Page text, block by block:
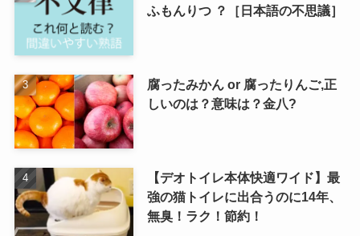
ふもんりつ ？［日本語の不思議］
腐ったみかん or 腐ったりんご,正
しいのは？意味は？金八?
【デオトイレ本体快適ワイド】最
強の猫トイレに出合うのに14年、
無臭！ラク！節約！